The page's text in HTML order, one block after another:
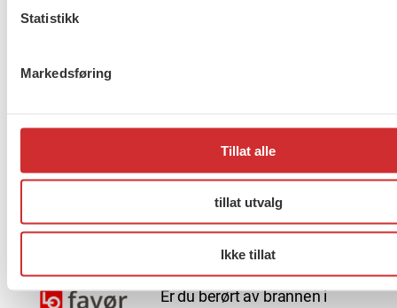
Statistikk
Markedsføring
Tillat alle
tillat utvalg
Ikke tillat
Er du berørt av brannen i